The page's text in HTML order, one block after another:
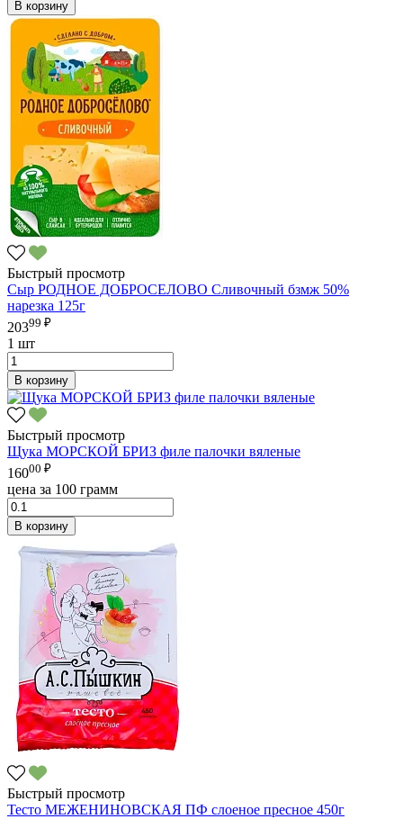
В корзину
Быстрый просмотр
Сыр РОДНОЕ ДОБРОСЕЛОВО Сливочный бзмж 50%
нарезка 125г
20399 ₽
1 шт
В корзину
Быстрый просмотр
Щука МОРСКОЙ БРИЗ филе палочки вяленые
16000 ₽
цена за 100 грамм
В корзину
Быстрый просмотр
Тесто МЕЖЕНИНОВСКАЯ ПФ слоеное пресное 450г